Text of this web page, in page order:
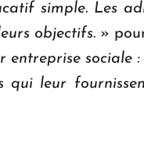
simple. Les
objectifs. »
sociale
leur